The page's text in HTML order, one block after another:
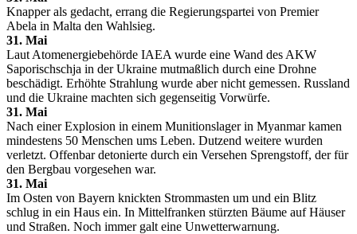
Knapper als gedacht, errang die Regierungspartei von Premier
Abela in Malta den Wahlsieg.
31. Mai
Laut Atomenergiebehörde IAEA wurde eine Wand des AKW
Saporischschja in der Ukraine mutmaßlich durch eine Drohne
beschädigt. Erhöhte Strahlung wurde aber nicht gemessen. Russland
und die Ukraine machten sich gegenseitig Vorwürfe.
31. Mai
Nach einer Explosion in einem Munitionslager in Myanmar kamen
mindestens 50 Menschen ums Leben. Dutzend weitere wurden
verletzt. Offenbar detonierte durch ein Versehen Sprengstoff, der für
den Bergbau vorgesehen war.
31. Mai
Im Osten von Bayern knickten Strommasten um und ein Blitz
schlug in ein Haus ein. In Mittelfranken stürzten Bäume auf Häuser
und Straßen. Noch immer galt eine Unwetterwarnung.